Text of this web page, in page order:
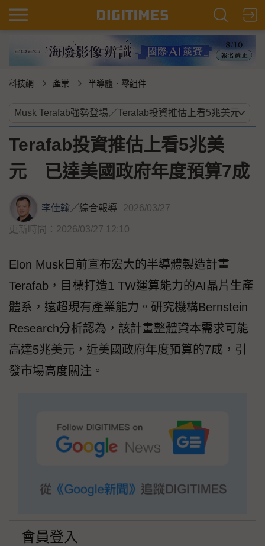
科技網 產業 半導體．零組件
Terafab投資推估上看5兆美
元 已達美國政府年度預算7成
李佳翰／綜合報導 2026/03/27
更新時間：2026/03/27 12:10
Elon Musk日前宣布宏大的半導體製造計畫
Terafab，目標打造1 TW運算能力的AI晶片生產
體系，遠超現有產業能力。研究機構Bernstein
Research分析認為，該計畫整體資本需求可能
高達5兆美元，近美國政府年度預算的7成，引
發市場高度關注。
會員登入